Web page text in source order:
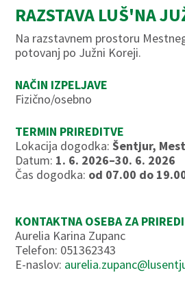
RAZSTAVA LUŠ'NA
Na razstavnem prostoru
potovanj po Južni Koreji.
NAČIN IZPELJAVE
Fizično/osebno
TERMIN PRIREDITVE
Lokacija dogodka:Šentjur,
Datum: 1. 6. 2026–30. 6. 2026
Čas dogodka: od 07.00 do
KONTAKTNA OSEBA ZA
Aurelia Karina Zupanc
Telefon: 051362343
E-naslov: